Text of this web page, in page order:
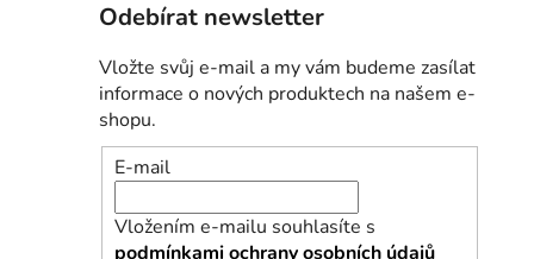
o
s
t
r
a
Odebírat newsletter
Vložte svůj e-mail a my vám budeme zasílat
informace o nových produktech na našem e-
shopu.
E-mail
Vložením e-mailu souhlasíte s
podmínkami ochrany osobních údajů